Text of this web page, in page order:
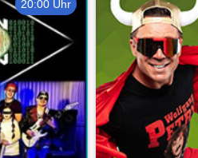
20:00 Uhr